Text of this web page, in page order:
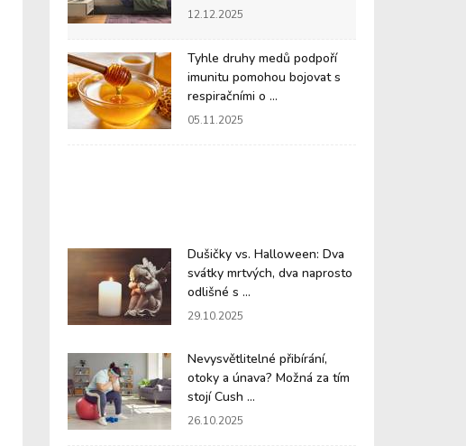
12.12.2025
Tyhle druhy medů podpoří
imunitu pomohou bojovat s
respiračními o ...
05.11.2025
Dušičky vs. Halloween: Dva
svátky mrtvých, dva naprosto
odlišné s ...
29.10.2025
Nevysvětlitelné přibírání,
otoky a únava? Možná za tím
stojí Cush ...
26.10.2025